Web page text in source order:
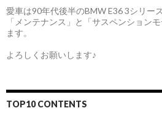
愛車は90年代後半のBMW E36 3シリー
「メンテナンス」と「サスペンション
ます。
よろしくお願いします♪
TOP10 CONTENTS